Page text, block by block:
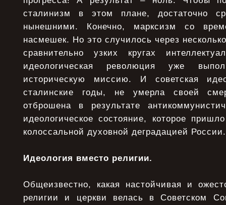
сталинизм в этом плане, достаточно
нынешними. Конечно, марксизм со
насмешек. Но это случилось через
сравнительно узких кругах
идеологическая революция уже
историческую миссию. И советская
сталинские годы, не умерла своей
отброшена в результате
идеологическое состояние, которое
колоссальной духовной деградацией России.
Идеология вместо религии.
Общеизвестно, какая настойчивая и
религии и церкви велась в Советском